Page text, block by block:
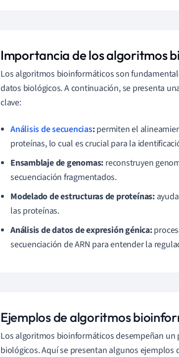
Importancia de los algoritmos
Los algoritmos bioinformáticos son
datos biológicos. A continuación, se presenta
clave:
Análisis de secuencias:permiten el
proteínas, lo cual es crucial para la
Ensamblaje de genomas: reconstruyen
secuenciación fragmentados.
Modelado de estructuras de proteínas:
las proteínas.
Análisis de datos de expresión génica:
secuenciación de ARN para entender la
Ejemplos de algoritmos
Los algoritmos bioinformáticos desempeñan
biológicos. Aquí se presentan algunos